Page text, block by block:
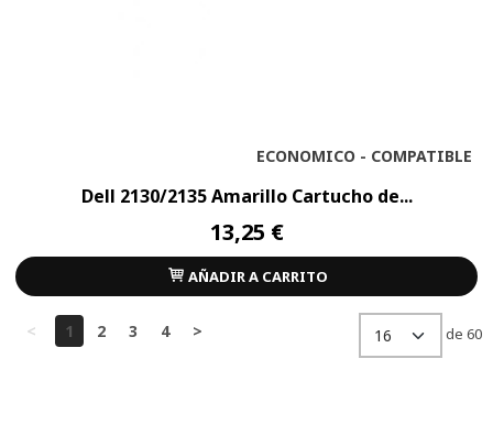
ECONOMICO - COMPATIBLE
Dell 2130/2135 Amarillo Cartucho de...
13,25 €
AÑADIR A CARRITO
< 1 2 3 4 > de 60